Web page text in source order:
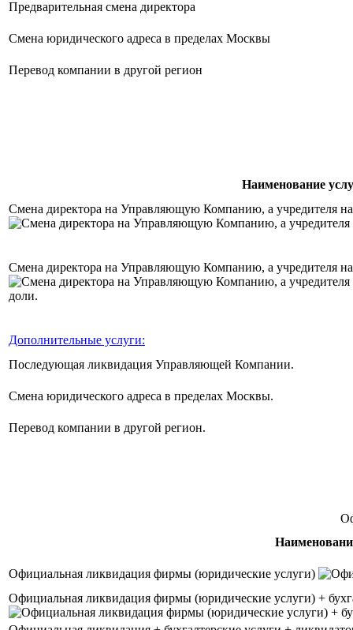
Предварительная смена директора
Смена юридического адреса в пределах Москвы
Перевод компании в другой регион
Наименование
Смена директора на Управляющую Компанию, а учредителя
Смена директора на Управляющую Компанию, а учредителя
Дополнительные услуги:
Последующая ликвидация Управляющей Компании.
Смена юридического адреса в пределах Москвы.
Перевод компании в другой регион.
Официальная ликвидация фирмы (юридические услуги)
Официальная ликвидация фирмы (юридические услуги) +